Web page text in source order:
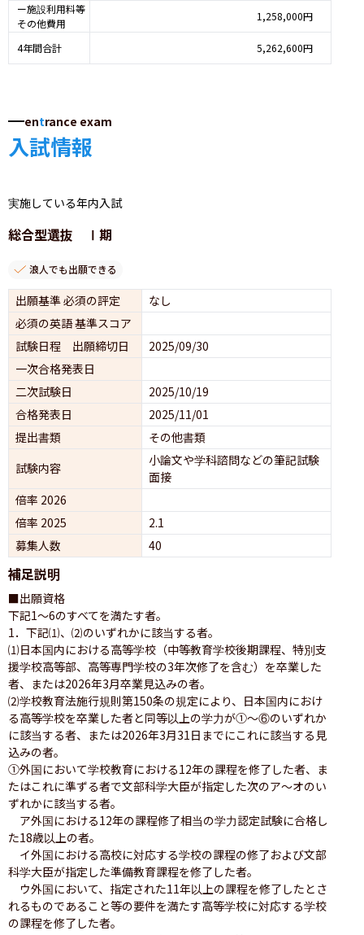
ー施設利用料等
その他費用
1,258,000円
4年間合計 5,262,600円
entrance exam
入試情報
実施している年内入試
総合型選抜 Ⅰ期
浪人でも出願できる
出願基準 必須の評定
なし
必須の英語 基準スコア
試験日程 出願締切日
2025/09/30
一次合格発表日
二次試験日
2025/10/19
合格発表日
2025/11/01
提出書類
その他書類
試験内容
小論文や学科諮問などの筆記試験
面接
倍率 2026
倍率 2025
2.1
募集人数
40
補足説明
■出願資格
下記1〜6のすべてを満たす者。
1．下記⑴、⑵のいずれかに該当する者。
⑴日本国内における高等学校（中等教育学校後期課程、特別支
援学校高等部、高等専門学校の3年次修了を含む）を卒業した
者、または2026年3月卒業見込みの者。
⑵学校教育法施行規則第150条の規定により、日本国内におけ
る高等学校を卒業した者と同等以上の学力が①〜⑥のいずれか
に該当する者、または2026年3月31日までにこれに該当する見
込みの者。
①外国において学校教育における12年の課程を修了した者、ま
たはこれに準ずる者で文部科学大臣が指定した次のア〜オのい
ずれかに該当する者。
ア外国における12年の課程修了相当の学力認定試験に合格し
た18歳以上の者。
イ外国における高校に対応する学校の課程の修了および文部
科学大臣が指定した準備教育課程を修了した者。
ウ外国において、指定された11年以上の課程を修了したとさ
れるものであること等の要件を満たす高等学校に対応する学校
の課程を修了した者。